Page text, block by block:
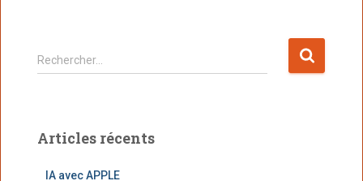
Rechercher…
Articles récents
IA avec APPLE